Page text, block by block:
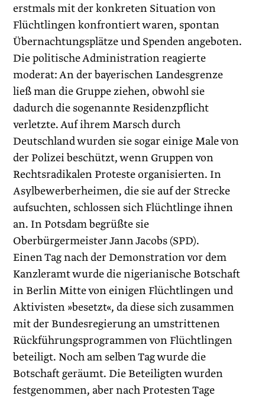
erstmals mit der konkreten Situation von
Flüchtlingen konfrontiert waren, spontan
Übernachtungsplätze und Spenden angeboten.
Die politische Administration reagierte
moderat: An der bayerischen Landesgrenze
ließ man die Gruppe ziehen, obwohl sie
dadurch die sogenannte Residenzpflicht
verletzte. Auf ihrem Marsch durch
Deutschland wurden sie sogar einige Male von
der Polizei beschützt, wenn Gruppen von
Rechtsradikalen Proteste organisierten. In
Asylbewerberheimen, die sie auf der Strecke
aufsuchten, schlossen sich Flüchtlinge ihnen
an. In Potsdam begrüßte sie
Oberbürgermeister Jann Jacobs (SPD).
Einen Tag nach der Demonstration vor dem
Kanzleramt wurde die nigerianische Botschaft
in Berlin Mitte von einigen Flüchtlingen und
Aktivisten »besetzt«, da diese sich zusammen
mit der Bundesregierung an umstrittenen
Rückführungsprogrammen von Flüchtlingen
beteiligt. Noch am selben Tag wurde die
Botschaft geräumt. Die Beteiligten wurden
festgenommen, aber nach Protesten Tage